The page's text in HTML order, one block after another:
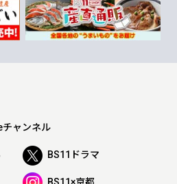
チャンネル
BS11ドラマ
BS11×京都